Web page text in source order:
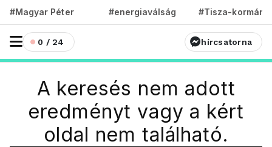
#Magyar Péter #energiaválság #Tisza-kormány
0 / 24 hírcsatorna
A keresés nem adott
eredményt vagy a kért
oldal nem található.